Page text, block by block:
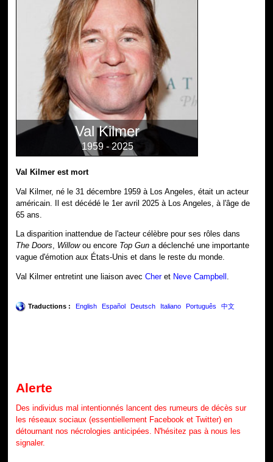
Val Kilmer
1959 - 2025
Val Kilmer est mort
Val Kilmer, né le 31 décembre 1959 à Los Angeles, était un acteur
américain. Il est décédé le 1er avril 2025 à Los Angeles, à l'âge de
65 ans.
La disparition inattendue de l'acteur célèbre pour ses rôles dans
The Doors, Willowou encore Top Gun a déclenché une importante
vague d'émotion aux États-Unis et dans le reste du monde.
Val Kilmer entretint une liaison avecCheret Neve Campbell .
Traductions : English Español Deutsch Italiano Português 中文
Alerte
Des individus mal intentionnés lancent des rumeurs de décès sur
les réseaux sociaux (essentiellement Facebook et Twitter) en
détournant nos nécrologies anticipées. N'hésitez pas à nous les
signaler.